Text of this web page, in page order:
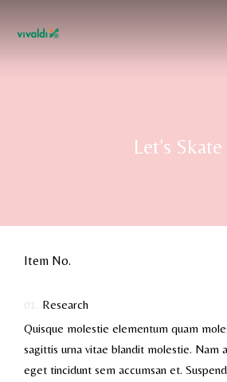
Let’s Skate
Item No.
01. Research
Quisque molestie elementum quam
sagittis urna vitae blandit molestie. Nam
eget tincidunt sem accumsan et.